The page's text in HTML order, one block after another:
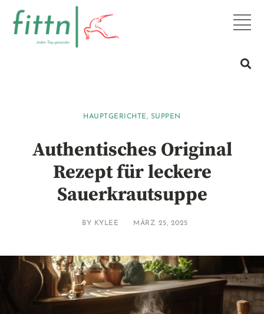
HAUPTGERICHTE, SUPPEN
Authentisches Original
Rezept für leckere
Sauerkrautsuppe
BY KYLEE MÄRZ 25, 2025